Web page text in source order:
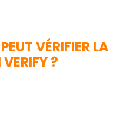
VÉRIFIER LA
?